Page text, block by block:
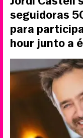
seguidoras
para
hour junto a